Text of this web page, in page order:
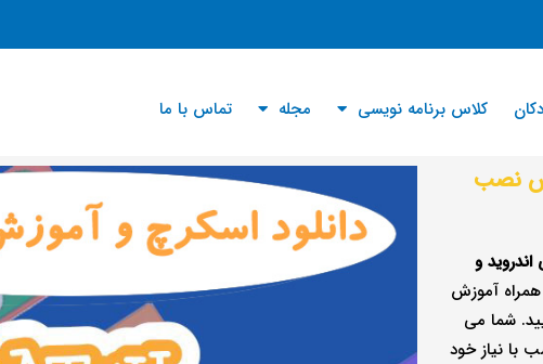
کلاس برنامه نویسی مجله تماس با ما
نصب
و
آموزش
شما می
با نیاز خود